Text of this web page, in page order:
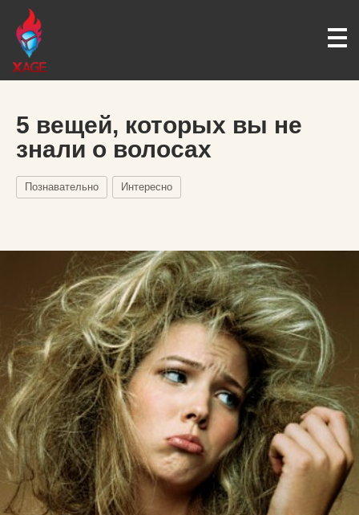
5 вещей, которых вы не
знали о волосах
Познавательно Интересно